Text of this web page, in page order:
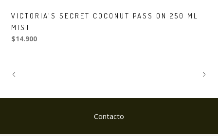
VICTORIA'S SECRET COCONUT PASSION 250 ML
MIST
$14.900
Contacto